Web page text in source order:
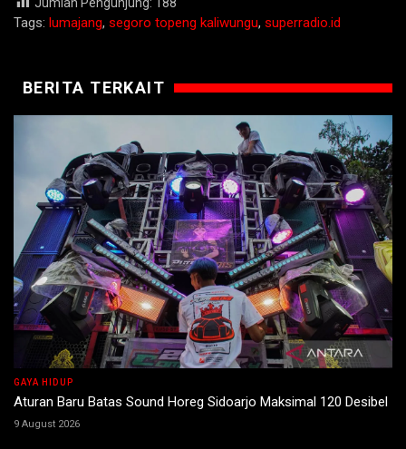
Tags: lumajang, segoro topeng kaliwungu, superradio.id
BERITA TERKAIT
GAYA HIDUP
Aturan Baru Batas Sound Horeg Sidoarjo Maksimal 120 Desibel
9 August 2026